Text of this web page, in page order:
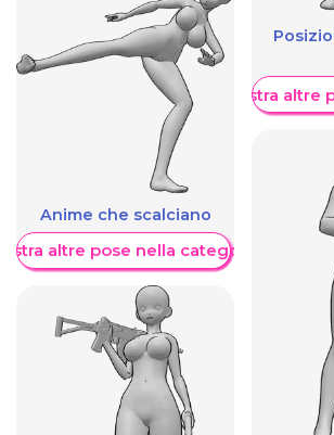
Anime che scalciano
altre pose nella categoria
Mostra altre